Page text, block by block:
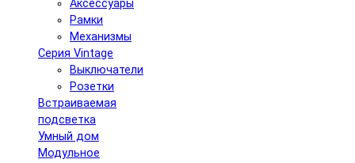
Аксессуары
Рамки
Механизмы
Серия Vintage
Выключатели
Розетки
Встраиваемая
подсветка
Умный дом
Модульное